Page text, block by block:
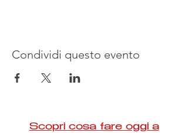
Condividi questo evento
Scopri cosa fare oggi a